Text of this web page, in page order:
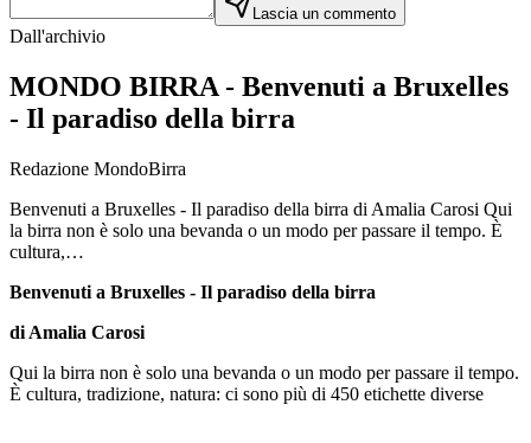
Lascia un commento
Dall'archivio
MONDO BIRRA - Benvenuti a Bruxelles
- Il paradiso della birra
Redazione MondoBirra
Benvenuti a Bruxelles - Il paradiso della birra di Amalia Carosi Qui
la birra non è solo una bevanda o un modo per passare il tempo. È
cultura,…
Benvenuti a Bruxelles - Il paradiso della birra
di Amalia Carosi
Qui la birra non è solo una bevanda o un modo per passare il tempo.
È cultura, tradizione, natura: ci sono più di 450 etichette diverse